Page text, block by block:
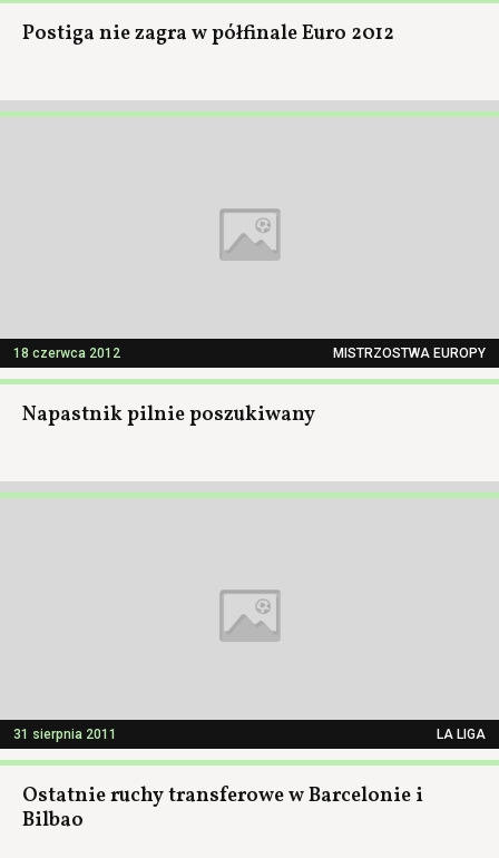
Postiga nie zagra w półfinale Euro 2012
18 czerwca 2012 MISTRZOSTWA EUROPY
Napastnik pilnie poszukiwany
31 sierpnia 2011 LA LIGA
Ostatnie ruchy transferowe w Barcelonie i
Bilbao